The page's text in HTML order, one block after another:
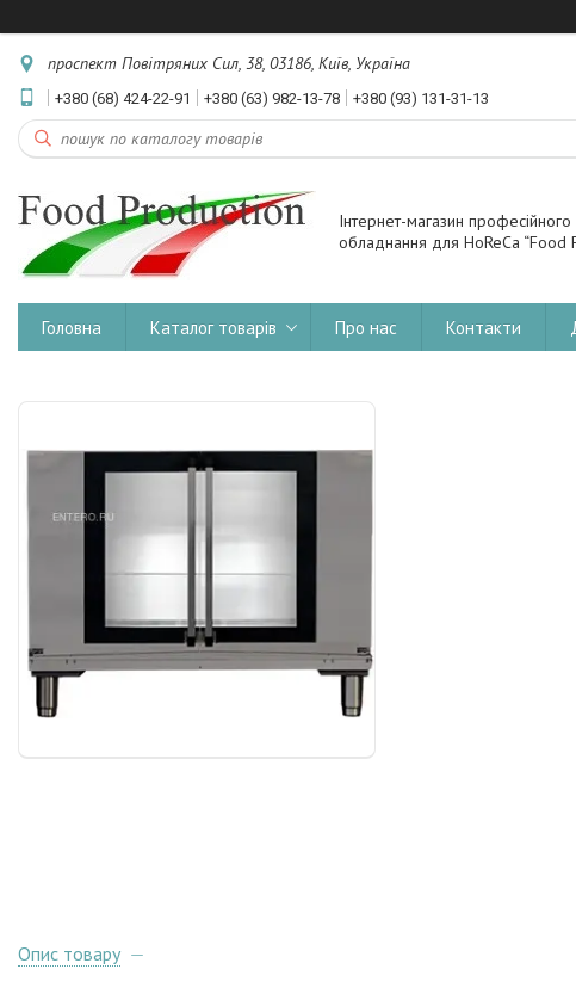
проспект Повітряних Сил, 38, 03186, Київ, Україна
+380 (68) 424-22-91 +380 (63) 982-13-78 +380 (93) 131-31-13
Інтернет-магазин
обладнання для HoReCa “Food
Головна Каталог товарів Про нас Контакти
Опис товару